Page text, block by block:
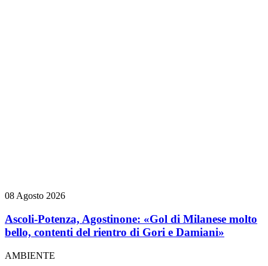
08 Agosto 2026
Ascoli-Potenza, Agostinone: «Gol di Milanese molto
bello, contenti del rientro di Gori e Damiani»
AMBIENTE